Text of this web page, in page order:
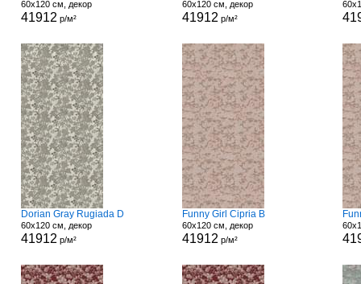
60x120 см, декор
41912 р/м²
60x120 см, декор
41912 р/м²
Dorian Gray Rugiada D
60x120 см, декор
41912 р/м²
Funny Girl Cipria B
60x120 см, декор
41912 р/м²